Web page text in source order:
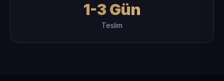
1-3 Gün
Teslim